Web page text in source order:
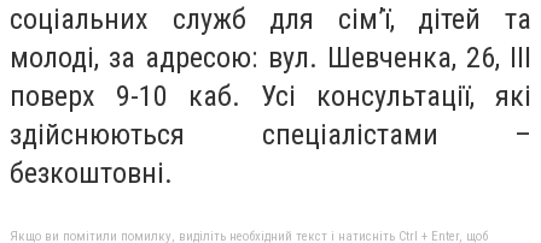
соціальних служб для сім’ї, дітей та
молоді, за адресою: вул. Шевченка, 26, ІІІ
поверх 9-10 каб. Усі консультації, які
здійснюються спеціалістами –
безкоштовні.
Якщо ви помітили помилку, виділіть необхідний текст і натисніть Ctrl + Enter, щоб